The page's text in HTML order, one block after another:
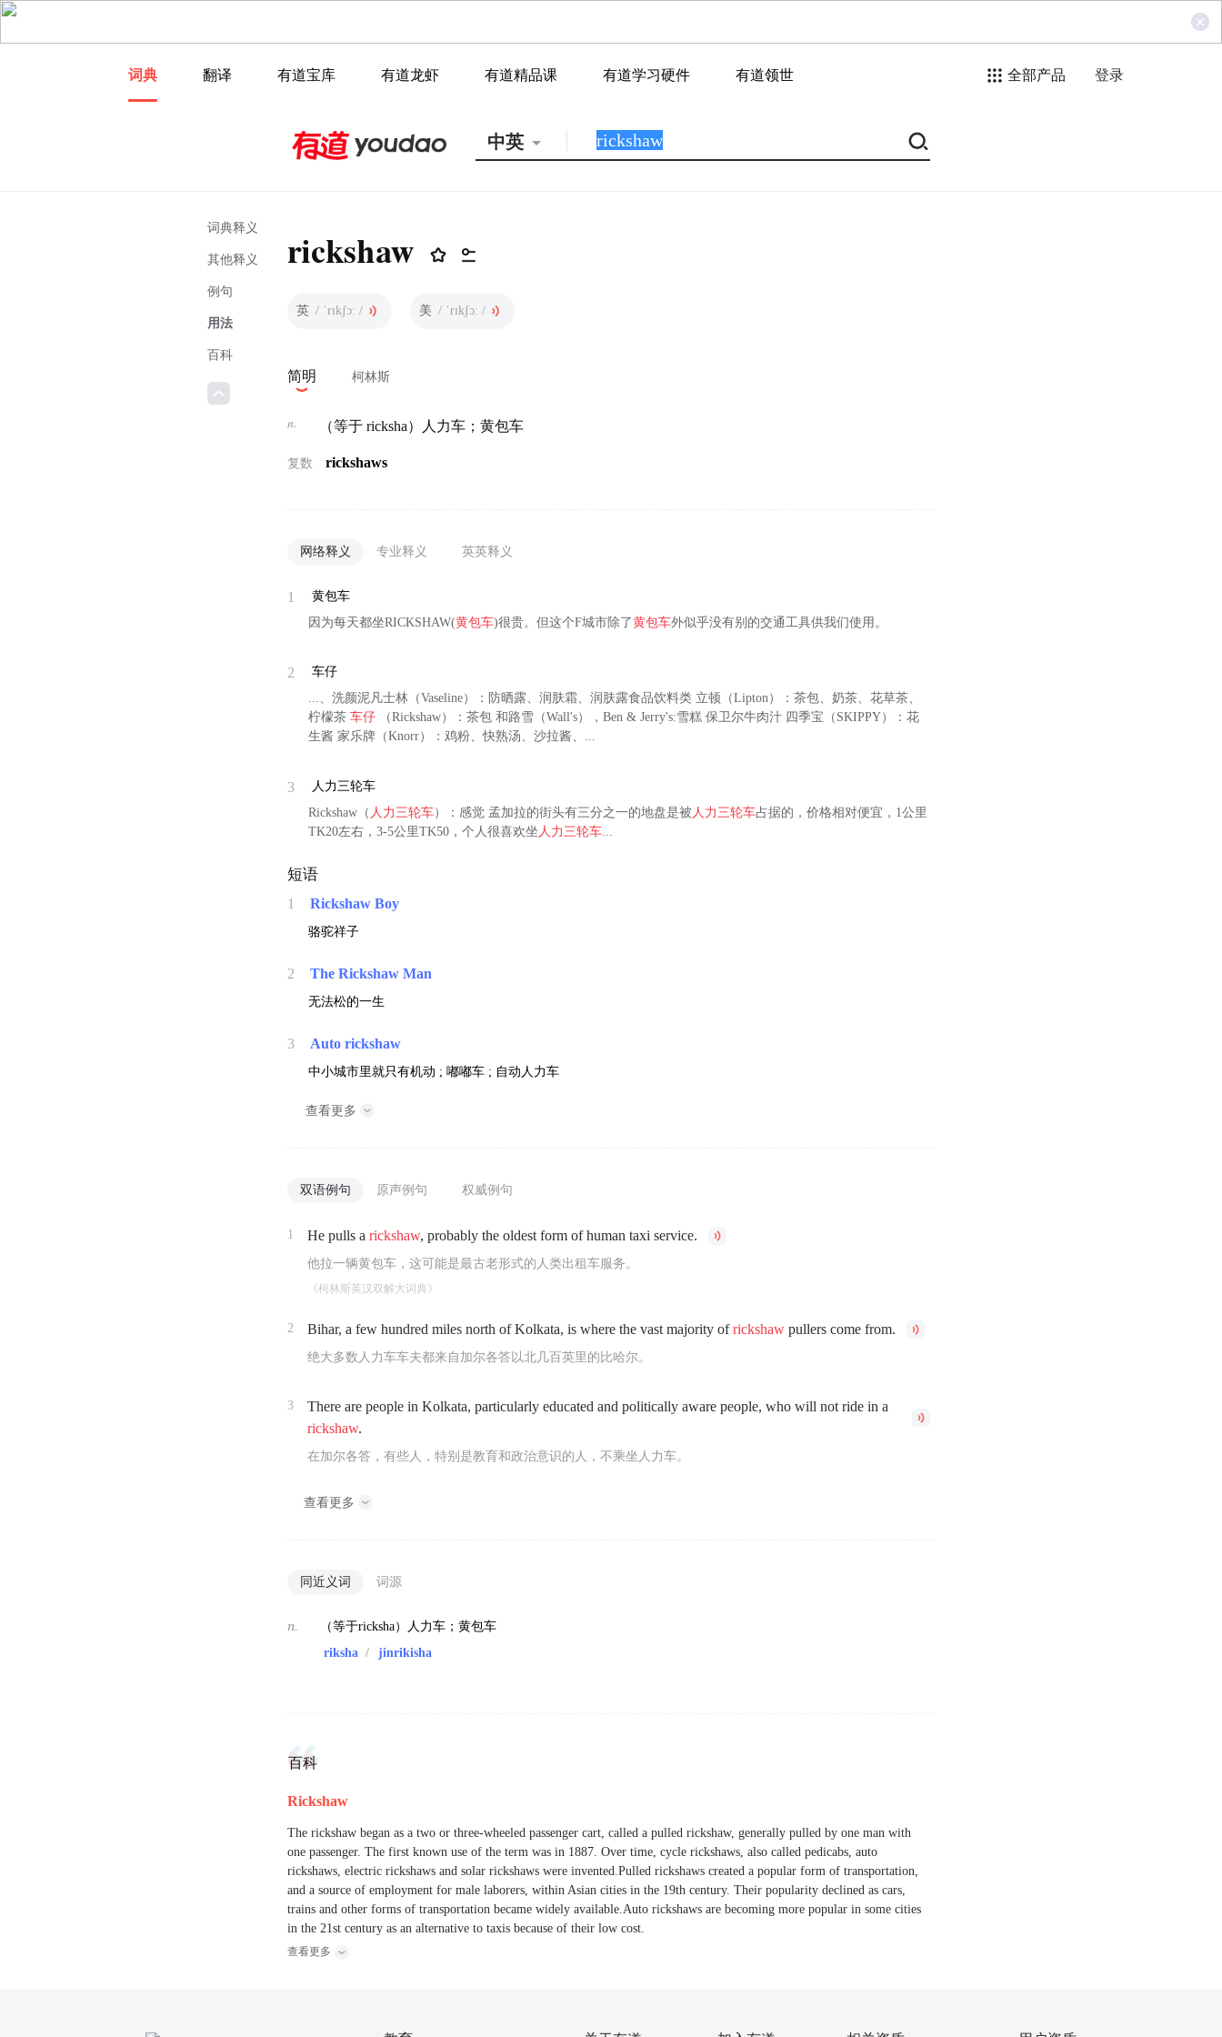
词典 翻译 有道宝库 有道龙虾 有道精品课 有道学习硬件 有道领世 全部产品 登录
中英
词典释义
其他释义
例句
用法
百科
rickshaw
英 / ˈrɪkʃɔː / 美 / ˈrɪkʃɔː /
简明 柯林斯
n. （等于 ricksha）人力车；黄包车
复数 rickshaws
网络释义 专业释义 英英释义
1
黄包车
因为每天都坐RICKSHAW(黄包车)很贵。但这个F城市除了黄包车外似乎没有别的交通工具供我们使用。
2
车仔
...、洗颜泥凡士林（Vaseline）：防晒露、润肤霜、润肤露食品饮料类 立顿（Lipton）：茶包、奶茶、花草茶、
柠檬茶车仔 （Rickshaw）：茶包 和路雪（Wall's），Ben & Jerry's:雪糕 保卫尔牛肉汁 四季宝（SKIPPY）：花
生酱 家乐牌（Knorr）：鸡粉、快熟汤、沙拉酱、...
3
人力三轮车
Rickshaw（ 人力三轮车）：感觉 孟加拉的街头有三分之一的地盘是被 人力三轮车占据的，价格相对便宜，1公里
TK20左右，3-5公里TK50，个人很喜欢坐 人力三轮车
短语
1 Rickshaw Boy
骆驼祥子
2 The Rickshaw Man
无法松的一生
3 Auto rickshaw
中小城市里就只有机动 ; 嘟嘟车 ; 自动人力车
查看更多
双语例句 原声例句 权威例句
1 He pulls arickshaw, probably the oldest form of human taxi service.
他拉一辆黄包车，这可能是最古老形式的人类出租车服务。
《柯林斯英汉双解大词典》
2 Bihar, a few hundred miles north of Kolkata, is where the vast majority ofrickshaw pullers come from.
绝大多数人力车车夫都来自加尔各答以北几百英里的比哈尔。
3
There are people in Kolkata, particularly educated and politically aware people, who will not ride in a
rickshaw.
在加尔各答，有些人，特别是教育和政治意识的人，不乘坐人力车。
查看更多
同近义词 词源
n.
（等于ricksha）人力车；黄包车
riksha / jinrikisha
百科
Rickshaw
The rickshaw began as a two or three-wheeled passenger cart, called a pulled rickshaw, generally pulled by one man with
one passenger. The first known use of the term was in 1887. Over time, cycle rickshaws, also called pedicabs, auto
rickshaws, electric rickshaws and solar rickshaws were invented.Pulled rickshaws created a popular form of transportation,
and a source of employment for male laborers, within Asian cities in the 19th century. Their popularity declined as cars,
trains and other forms of transportation became widely available.Auto rickshaws are becoming more popular in some cities
in the 21st century as an alternative to taxis because of their low cost.
查看更多